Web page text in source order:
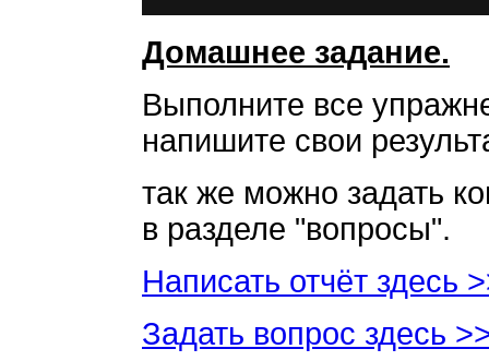
Домашнее задание.
Выполните все
напишите свои
так же можно задать
в разделе "вопросы".
Написать отчёт здесь
Задать вопрос здесь